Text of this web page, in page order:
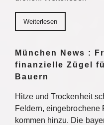
Weiterlesen
München News :
finanzielle Zügel
Bauern
Hitze und Trockenheit
Feldern, eingebrochene
kommen hinzu. Die